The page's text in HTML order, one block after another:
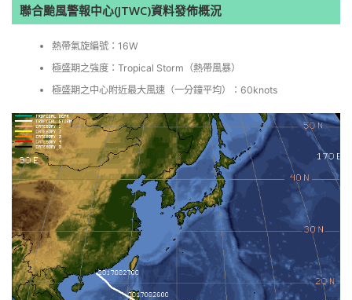
聯合颱風警報中心(JTWC)資料發佈概況
熱帶氣旋編號：16W
極盛期之強度：Tropical Storm（熱帶風暴）
極盛期之中心附近最大風速（一分鐘平均）：60knots